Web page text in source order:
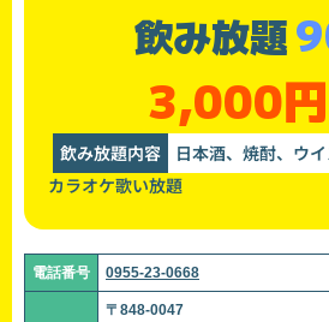
飲み放題
3,000円
飲み放題内容
日本酒、焼酎、ウ
カラオケ歌い放題
電話番号 0955-23-0668
〒848-0047